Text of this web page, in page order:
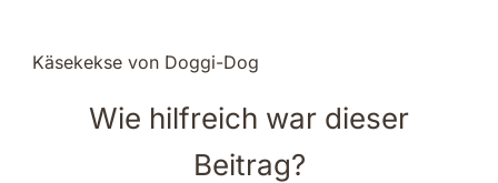
Käsekekse von Doggi-Dog
Wie hilfreich war dieser
Beitrag?